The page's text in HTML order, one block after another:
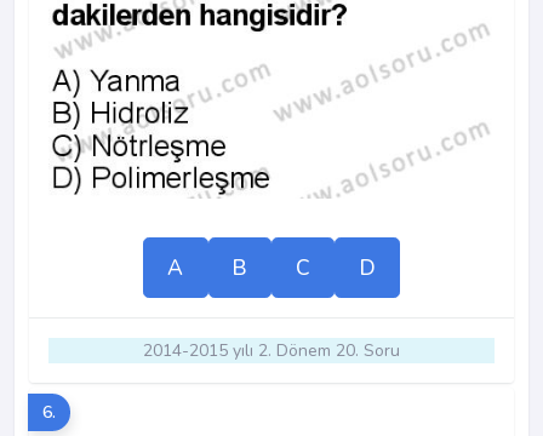
A B C D
2014-2015 yılı 2. Dönem 20. Soru
6.